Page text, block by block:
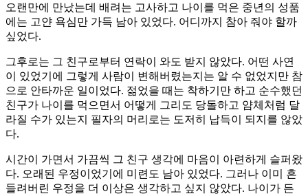
오랜만에 만났는데 배려는 고사하고 나이를 먹은 중년의 성품
에는 고얀 욕심만 가득 남아 있었다. 어디까지 참아 줘야 할까
싶었다.
그후로는 그 친구로부터 연락이 와도 받지 않았다. 어떤 사연
이 있었기에 그렇게 사람이 변해버렸는지는 알 수 없었지만 참
으로 안타까운 일이었다. 젊었을 때는 착하기만 하고 순수했던
친구가 나이를 먹으면서 어떻게 그리도 당돌하고 얌체처럼 달
라질 수가 있는지 필자의 머리로는 도저히 납득이 되지를 않았
다.
시간이 가면서 가끔씩 그 친구 생각에 마음이 아련하게 슬퍼왔
다. 오래된 우정이었기에 미련도 남아 있었다. 그러나 이미 흔
들려버린 우정을 더 이상은 생각하고 싶지 않았다. 나이가 든